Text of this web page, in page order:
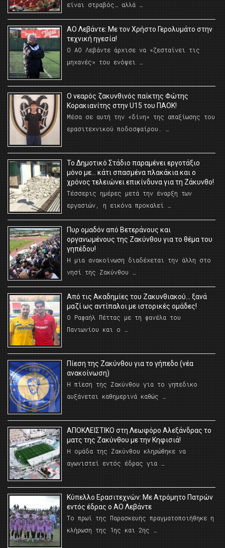
είναι στραβός… αλλά …
ΑΟ Λεβάντε: Με τον Χρήστο Γερολυμάτο στην
τεχνική ηγεσία!
Ο ΑΟ Λεβάντε άρχισε να «ζεσταίνει τις
μηχανές» του ενόψει …
O νεαρός ζακυνθινός παίκτης Φώτης
Κορακιανίτης στην U15 του ΠΑΟΚ!
Μέσα σε αυτή την «δίνη» της απαξίωσης του
ερασιτεχνικού ποδοσφαίρου. …
Το Δημοτικό Στάδιο παραμένει εργοτάξιο
μόνο με… κάτι σπασμένα πλακάκια και ο
χρόνος τελειώνει επικίνδυνα για τη Ζάκυνθο!
Τέσσερις ημέρες μετά την έναρξη των
εργασιών, η εικόνα προκαλεί …
Πυρ ομαδόν από Βετεράνους και
οργανωμένους της Ζακύνθου για το θέμα του
γηπέδου!
Η μια ανακοίνωση διαδέχεται την άλλη στο
νησί της Ζακύνθου …
Από τις Ακαδημίες του Ζακυνθιακού… ξανά
μαζί ως αντίπαλοι με ιστορικές ομάδες!
Ο Ραφαήλ Πέττας με τη φανέλα του
Πανιωνίου και ο …
Πίεση της Ζακύνθου για το γήπεδο (νέα
ανακοίνωση)
Η πίεση της Ζακύνθου για το γηπεδικο
αυξάνεται καθημερινά καθώς …
AΠΟΚΛΕΙΣΤΙΚΟ στη Λεωφόρο Αλεξάνδρας το
ματς της Ζακύνθου με την Κηφισιά!
Η ομάδα της Ζακύνθου κληρώθηκε να
αγωνιστεί εντός έδρας για …
Κύπελλο Ερασιτεχνών: Με Ατρόμητο Πατρών
εντός έδρας ο ΑΟ Λεβάντε
Το πρωί της Παρασκευής πραγματοποιήθηκε η
κλήρωση της 1ης και 2ης …